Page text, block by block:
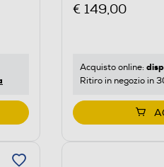
€ 149,00
Acquisto online:
Ritiro in negozio in